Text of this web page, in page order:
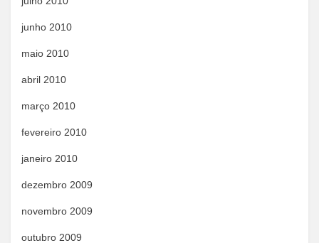
junho 2010
maio 2010
abril 2010
março 2010
fevereiro 2010
janeiro 2010
dezembro 2009
novembro 2009
outubro 2009